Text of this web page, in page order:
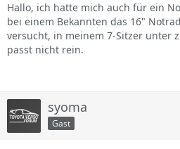
Hallo, ich hatte mich auch für ein
bei einem Bekannten das 16"
versucht, in meinem 7-Sitzer unter
passt nicht rein.
syoma
Gast